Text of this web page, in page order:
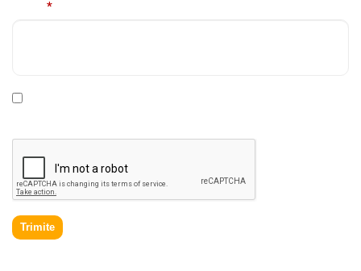
*
Trimite